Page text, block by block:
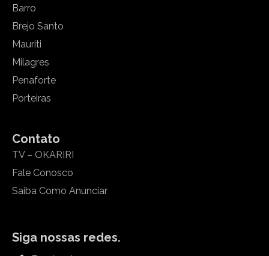
Barro
Brejo Santo
Mauriti
Milagres
Penaforte
Porteiras
Contato
TV – OKARIRI
Fale Conosco
Saiba Como Anunciar
Siga nossas redes.